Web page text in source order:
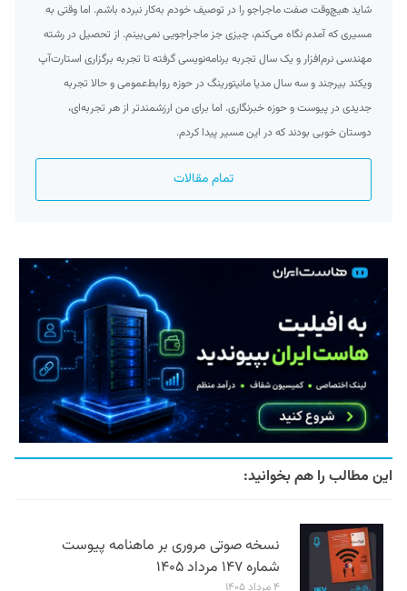
شاید هیچ‌وقت صفت ماجراجو را در توصیف خودم به‌کار نبرده‌ باشم. اما وقتی به
مسیری که آمدم نگاه می‌کنم، چیزی جز ماجراجویی نمی‌بینم. از تحصیل در رشته
مهندسی نرم‌افزار و یک سال تجربه برنامه‌نویسی گرفته تا تجربه برگزاری استارت‌آپ
ویکند بیرجند و سه سال مدیا مانیتورینگ در حوزه روابط‌عمومی و حالا تجربه
جدیدی در پیوست و حوزه خبرنگاری. اما برای من ارزشمند‌تر از هر تجربه‌ای،
دوستان خوبی بودند که در این مسیر پیدا کردم.
تمام مقالات
این مطالب را هم بخوانید:
نسخه صوتی مروری بر ماهنامه پیوست
شماره ۱۴۷ مرداد ۱۴۰۵
۴ مرداد ۱۴۰۵